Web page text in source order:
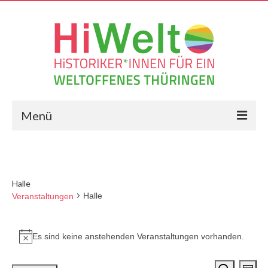
Menü
Geschichts-Blog
Vernetzungen
Halle
Veranstaltungen Halle
Veranstaltungen
Hinweis
Es sind keine anstehenden Veranstaltungen vorhanden.